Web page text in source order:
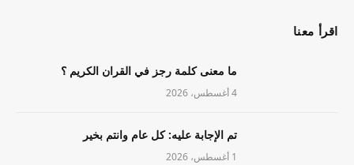
اقرأ معنا
ما معنى كلمة رجز في القران الكريم ؟
4 أغسطس، 2026
تم الإجابة عليه: كل عام وانتم بخير
1 أغسطس، 2026